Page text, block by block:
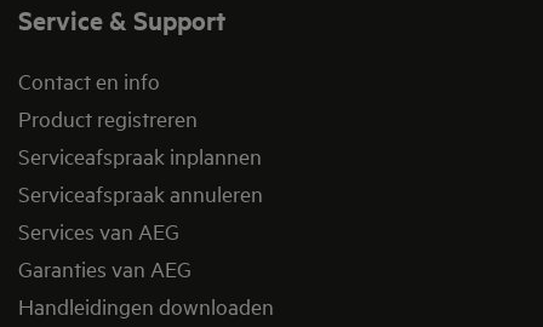
Service & Support
Contact en info
Product registreren
Serviceafspraak inplannen
Serviceafspraak annuleren
Services van AEG
Garanties van AEG
Handleidingen downloaden